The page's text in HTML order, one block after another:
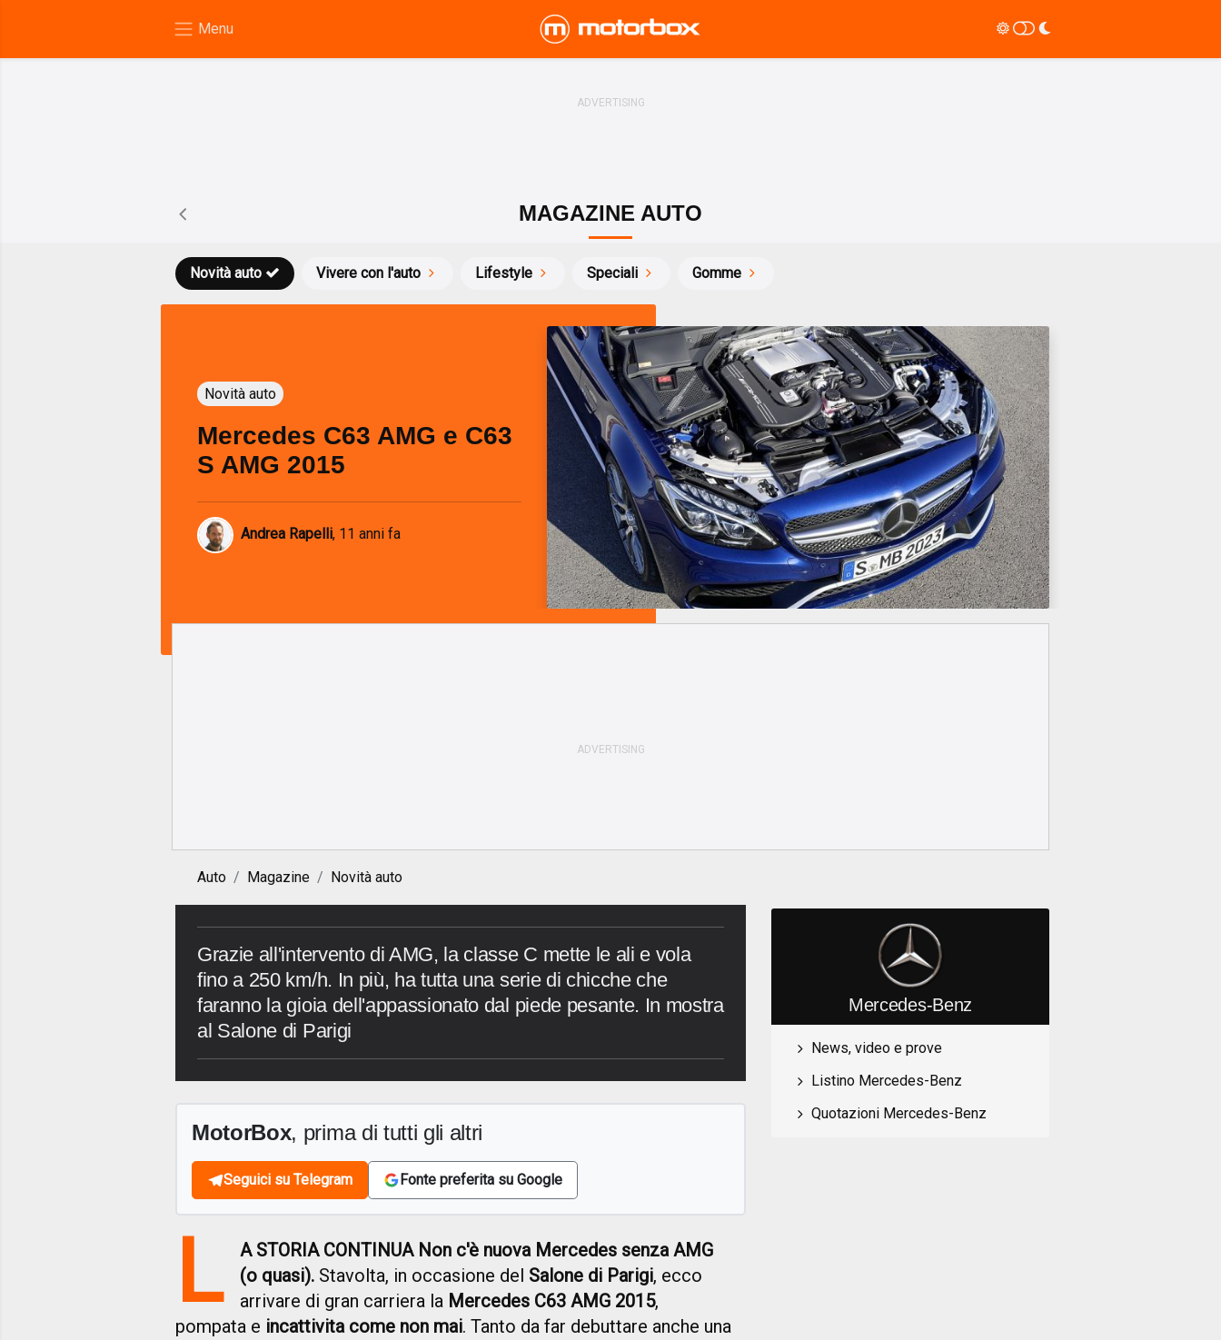
MAGAZINE AUTO
Novità auto Vivere con l'auto Lifestyle Speciali Gomme
Novità auto
Mercedes C63 AMG e C63
S AMG 2015
Andrea Rapelli, 11 anni fa
Auto Magazine Novità auto
Grazie all'intervento di AMG, la classe C mette le ali e vola
fino a 250 km/h. In più, ha tutta una serie di chicche che
faranno la gioia dell'appassionato dal piede pesante. In mostra
al Salone di Parigi
MotorBox, prima di tutti gli altri
Seguici su Telegram Fonte preferita su Google
L
A STORIA CONTINUA Non c'è nuova Mercedes senza AMG
(o quasi). Stavolta, in occasione del Salone di Parigi, ecco
arrivare di gran carriera la Mercedes C63 AMG 2015,
pompata e incattivita come non mai. Tanto da far debuttare anche una
Mercedes-Benz
News, video e prove
Listino Mercedes-Benz
Quotazioni Mercedes-Benz